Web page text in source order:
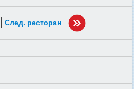
| След. ресторан